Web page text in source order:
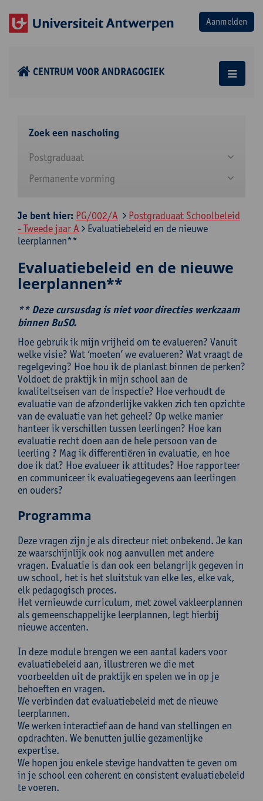
CENTRUM VOOR ANDRAGOGIEK
Zoek een nascholing
Postgraduaat
Permanente vorming
Je bent hier: PG/002/A
Postgraduaat Schoolbeleid
- Tweede jaar A
Evaluatiebeleid en de nieuwe
leerplannen**
Evaluatiebeleid en de nieuwe
leerplannen**
** Deze cursusdag is niet voor directies werkzaam
binnen BuSO.
Hoe gebruik ik mijn vrijheid om te evalueren? Vanuit
welke visie? Wat ‘moeten’ we evalueren? Wat vraagt de
regelgeving? Hoe hou ik de planlast binnen de perken?
Voldoet de praktijk in mijn school aan de
kwaliteitseisen van de inspectie? Hoe verhoudt de
evaluatie van de afzonderlijke vakken zich ten opzichte
van de evaluatie van het geheel? Op welke manier
hanteer ik verschillen tussen leerlingen? Hoe kan
evaluatie recht doen aan de hele persoon van de
leerling ? Mag ik differentiëren in evaluatie, en hoe
doe ik dat? Hoe evalueer ik attitudes? Hoe rapporteer
en communiceer ik evaluatiegegevens aan leerlingen
en ouders?
Programma
Deze vragen zijn je als directeur niet onbekend. Je kan
ze waarschijnlijk ook nog aanvullen met andere
vragen. Evaluatie is dan ook een belangrijk gegeven in
uw school, het is het sluitstuk van elke les, elke vak,
elk pedagogisch proces.
Het vernieuwde curriculum, met zowel vakleerplannen
als gemeenschappelijke leerplannen, legt hierbij
nieuwe accenten.
In deze module brengen we een aantal kaders voor
evaluatiebeleid aan, illustreren we die met
voorbeelden uit de praktijk en spelen we in op je
behoeften en vragen.
We verbinden dat evaluatiebeleid met de nieuwe
leerplannen.
We werken interactief aan de hand van stellingen en
opdrachten. We benutten jullie gezamenlijke
expertise.
We hopen jou enkele stevige handvatten te geven om
in je school een coherent en consistent evaluatiebeleid
te voeren.